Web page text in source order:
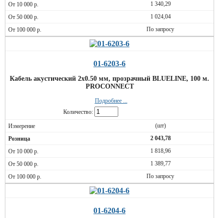
1 340,29
1 024,04
По запросу
01-6203-6
Кабель акустический 2х0.50 мм, прозрачный BLUELINE, 100 м.
PROCONNECT
Подробнее ...
Количество:
(шт)
2 043,78
1 818,96
1 389,77
По запросу
01-6204-6